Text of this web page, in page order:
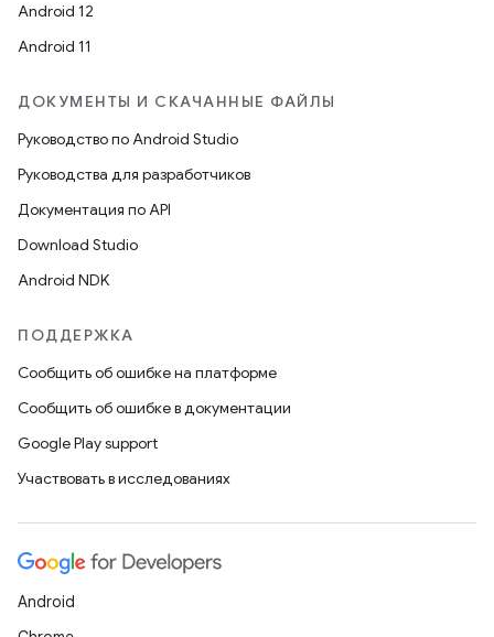
Android 12
Android 11
ДОКУМЕНТЫ И СКАЧАННЫЕ ФАЙЛЫ
Руководство по Android Studio
Руководства для разработчиков
Документация по API
Download Studio
Android NDK
ПОДДЕРЖКА
Сообщить об ошибке на платформе
Сообщить об ошибке в документации
Google Play support
Участвовать в исследованиях
Android